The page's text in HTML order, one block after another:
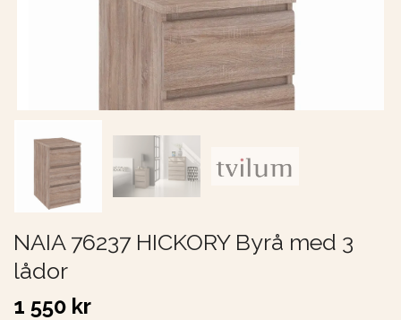
NAIA 76237 HICKORY Byrå med 3
lådor
1 550 kr